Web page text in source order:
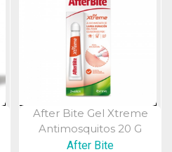
Vista Rápida
After Bite Gel Xtreme
Antimosquitos 20 G
After Bite